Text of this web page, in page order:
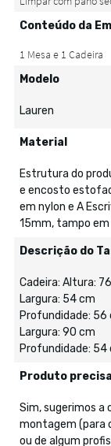
Conteúdo da
Modelo
Lauren
Material
Estrutura do
e encosto
em nylon e A
15mm, tampo
Descrição do
Cadeira: Altura:
Largura: 54 cm
Profundidade: 56
Largura: 90 cm
Profundidade: 54
Produto
Sim, sugerimos a
montagem (para
ou de algum